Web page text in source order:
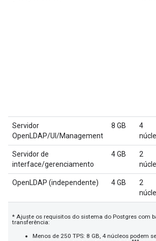
Servidor
OpenLDAP/UI/Management
8 GB
4
Servidor de
interface/gerenciamento
4 GB
2
OpenLDAP (independente) 4 GB
2
* Ajuste os requisitos do sistema do Postgres com
transferência:
Menos de 250 TPS: 8 GB, 4 núcleos podem